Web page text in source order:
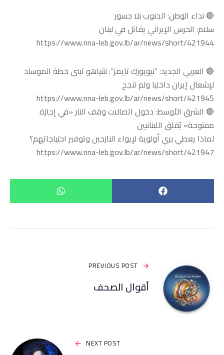
🔴 نداء الوطن: الجنوب بلا جسور
سلام: الحرس الإيراني يقاتل في لبنان
https://www.nna-leb.gov.lb/ar/news/short/421944
🔴 العربي الجديد: “نيويورك تايمز”: نتنياهو تبنى خطة الموساد
لإشعال إيران داخليا ولم تنجح
https://www.nna-leb.gov.lb/ar/news/short/421945
🔴 الشرق الأوسط: دخول اتصالات وقف النار «في إجازة
مفتوحة» يُقلق اللبنانيين
لماذا يعطي بري أولوية لإيواء النازحين وتوفير احتياجاتهم؟
https://www.nna-leb.gov.lb/ar/news/short/421947
PREVIOUS POST
أقوال الصحف
NEXT POST